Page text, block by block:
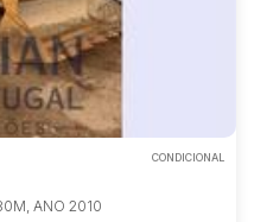
CONDICIONAL
ANO 2010